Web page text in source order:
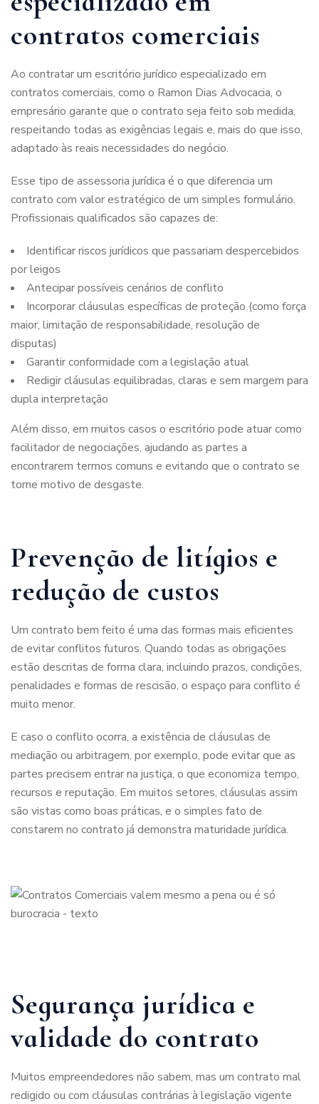
contratos comerciais
Ao contratar um escritório jurídico especializado em
contratos comerciais, como o Ramon Dias Advocacia, o
empresário garante que o contrato seja feito sob medida,
respeitando todas as exigências legais e, mais do que isso,
adaptado às reais necessidades do negócio.
Esse tipo de assessoria jurídica é o que diferencia um
contrato com valor estratégico de um simples formulário.
Profissionais qualificados são capazes de:
Identificar riscos jurídicos que passariam despercebidos
por leigos
Antecipar possíveis cenários de conflito
Incorporar cláusulas específicas de proteção (como força
maior, limitação de responsabilidade, resolução de
disputas)
Garantir conformidade com a legislação atual
Redigir cláusulas equilibradas, claras e sem margem para
dupla interpretação
Além disso, em muitos casos o escritório pode atuar como
facilitador de negociações, ajudando as partes a
encontrarem termos comuns e evitando que o contrato se
torne motivo de desgaste.
Prevenção de litígios e
redução de custos
Um contrato bem feito é uma das formas mais eficientes
de evitar conflitos futuros. Quando todas as obrigações
estão descritas de forma clara, incluindo prazos, condições,
penalidades e formas de rescisão, o espaço para conflito é
muito menor.
E caso o conflito ocorra, a existência de cláusulas de
mediação ou arbitragem, por exemplo, pode evitar que as
partes precisem entrar na justiça, o que economiza tempo,
recursos e reputação. Em muitos setores, cláusulas assim
são vistas como boas práticas, e o simples fato de
constarem no contrato já demonstra maturidade jurídica.
Segurança jurídica e
validade do contrato
Muitos empreendedores não sabem, mas um contrato mal
redigido ou com cláusulas contrárias à legislação vigente